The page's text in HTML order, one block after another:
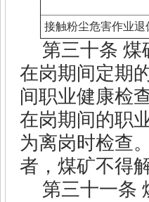
接触粉尘危害作业
第三十条 煤
在岗期间定期
间职业健康检
在岗期间的职
为离岗时检查
者，煤矿不得
第三十一条